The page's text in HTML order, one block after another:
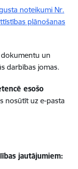
noteikumi Nr.
plānošanas
dokumentu un
darbības jomas.
esošo
nosūtīt uz e-pasta
jautājumiem: